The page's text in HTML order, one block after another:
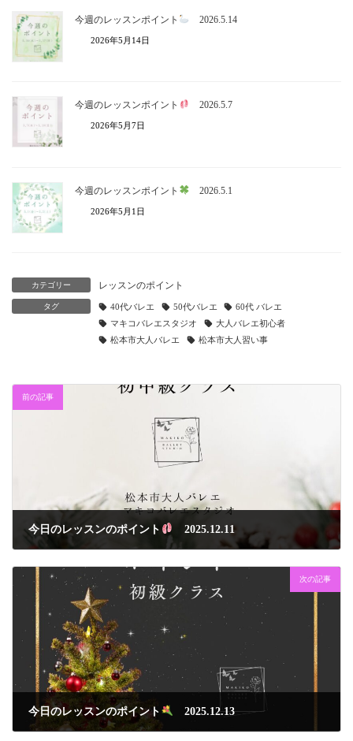
今週のレッスンポイント 2026.5.14
2026年5月14日
今週のレッスンポイント 2026.5.7
2026年5月7日
今週のレッスンポイント 2026.5.1
2026年5月1日
カテゴリー レッスンのポイント
タグ 40代バレエ 50代バレエ
60代 バレエ
マキコバレエスタジオ
大人バレエ初心者
松本市大人バレエ
松本市大人習い事
前の記事
今日のレッスンのポイント 2025.12.11
次の記事
今日のレッスンのポイント 2025.12.13